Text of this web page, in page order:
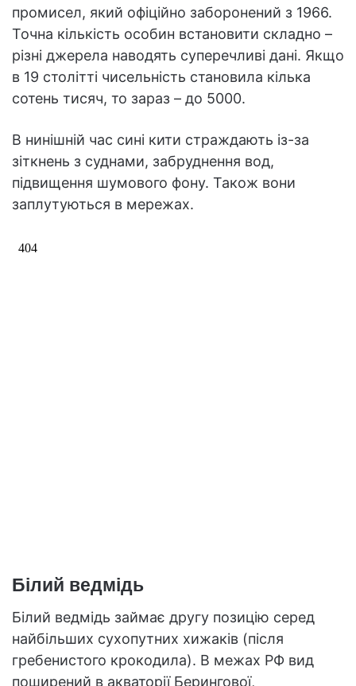
промисел, який офіційно заборонений з 1966.
Точна кількість особин встановити складно –
різні джерела наводять суперечливі дані. Якщо
в 19 столітті чисельність становила кілька
сотень тисяч, то зараз – до 5000.
В нинішній час сині кити страждають із-за
зіткнень з суднами, забруднення вод,
підвищення шумового фону. Також вони
заплутуються в мережах.
Білий ведмідь
Білий ведмідь займає другу позицію серед
найбільших сухопутних хижаків (після
гребенистого крокодила). В межах РФ вид
поширений в акваторії Берингової,